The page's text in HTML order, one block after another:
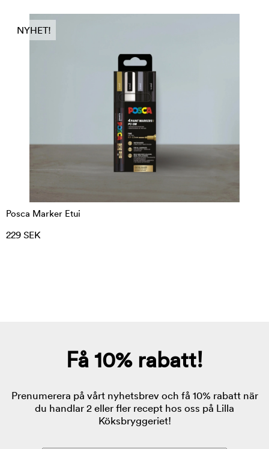
NYHET!
Posca Marker Etui
229 SEK